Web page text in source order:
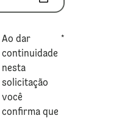
Ao dar
continuidade
nesta
solicitação
você
confirma que
*